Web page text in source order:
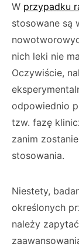
W przypadku
stosowane są
nich leki nie
Oczywiście,
odpowiednio
tzw. fazę
zanim
stosowania.
Niestety,
określonych
należy